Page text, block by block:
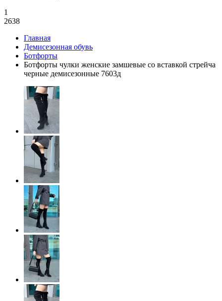
1
2638
Главная
Демисезонная обувь
Ботфорты
Ботфорты чулки женские замшевые со вставкой стрейча
черные демисезонные 7603д